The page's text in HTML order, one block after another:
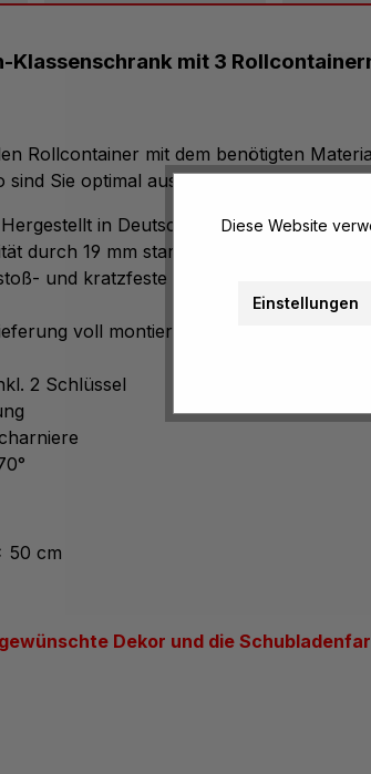
Bitte
Klassenschrank mit 3
Rollcontainer mit dem benötigten
sind Sie optimal ausgerüstet und sparen
in Deutschland, Höchste
durch 19 mm starke Qualitäts-
und kratzfeste Oberfläche durch
voll montiert
2 Schlüssel
50 cm
Dekor und die
Diese Website
Einstellungen